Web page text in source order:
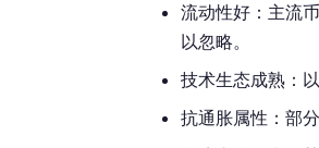
流动性好：主流
以忽略。
技术生态成熟：
抗通胀属性：部